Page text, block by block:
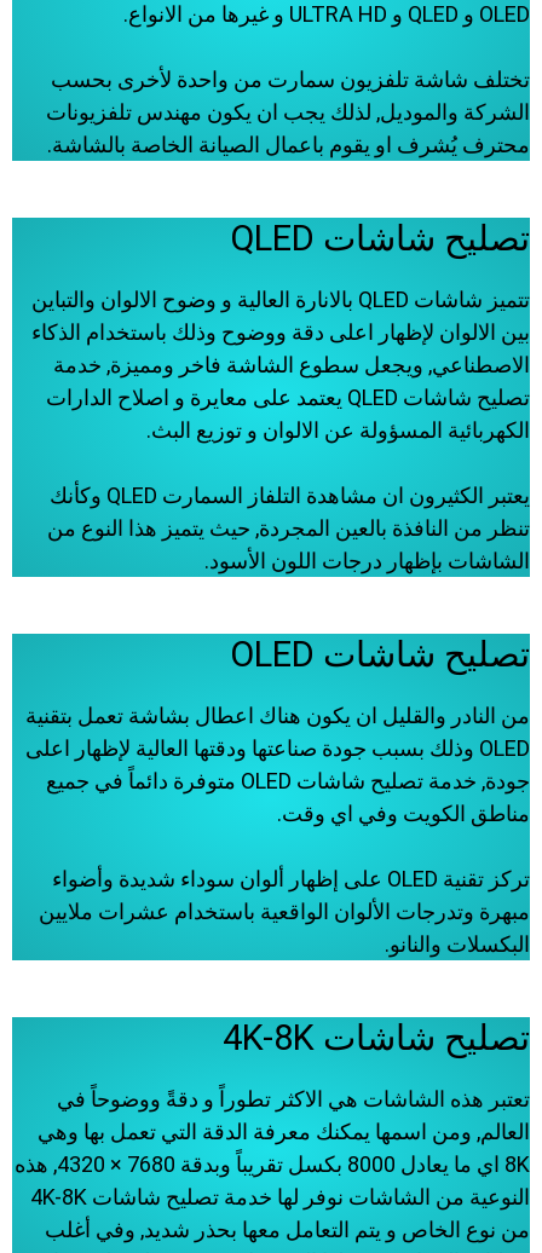
OLED و QLED و ULTRA HD و غيرها من الانواع.
تختلف شاشة تلفزيون سمارت من واحدة لأخرى بحسب
الشركة والموديل, لذلك يجب ان يكون مهندس تلفزيونات
محترف يُشرف او يقوم باعمال الصيانة الخاصة بالشاشة.
تصليح شاشات QLED
تتميز شاشات QLED بالانارة العالية و وضوح الالوان والتباين
بين الالوان لإظهار اعلى دقة ووضوح وذلك باستخدام الذكاء
الاصطناعي, ويجعل سطوع الشاشة فاخر ومميزة, خدمة
تصليح شاشات QLED يعتمد على معايرة و اصلاح الدارات
الكهربائية المسؤولة عن الالوان و توزيع البث.
يعتبر الكثيرون ان مشاهدة التلفاز السمارت QLED وكأنك
تنظر من النافذة بالعين المجردة, حيث يتميز هذا النوع من
الشاشات بإظهار درجات اللون الأسود.
تصليح شاشات OLED
من النادر والقليل ان يكون هناك اعطال بشاشة تعمل بتقنية
OLED وذلك بسبب جودة صناعتها ودقتها العالية لإظهار اعلى
جودة, خدمة تصليح شاشات OLED متوفرة دائماً في جميع
مناطق الكويت وفي اي وقت.
تركز تقنية OLED على إظهار ألوان سوداء شديدة وأضواء
مبهرة وتدرجات الألوان الواقعية باستخدام عشرات ملايين
البكسلات والنانو.
تصليح شاشات 4K-8K
تعتبر هذه الشاشات هي الاكثر تطوراً و دقةً ووضوحاً في
العالم, ومن اسمها يمكنك معرفة الدقة التي تعمل بها وهي
8K اي ما يعادل 8000 بكسل تقريباً وبدقة 7680 × 4320, هذه
النوعية من الشاشات نوفر لها خدمة تصليح شاشات 4K-8K
من نوع الخاص و يتم التعامل معها بحذر شديد, وفي أغلب